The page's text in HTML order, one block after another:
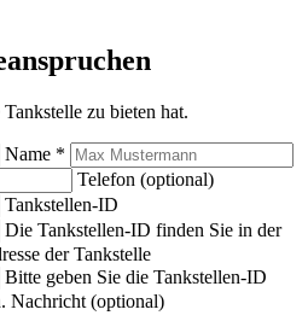
zu bieten hat.
Name *
Telefon (optional)
Tankstellen-ID
Die Tankstellen-ID finden Sie in der
der Tankstelle
Bitte geben Sie die Tankstellen-ID
Nachricht (optional)